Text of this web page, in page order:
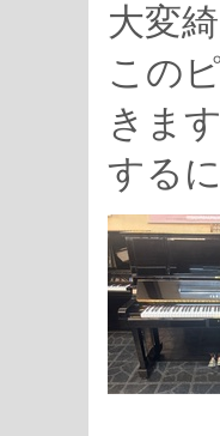
大変
この
きま
する